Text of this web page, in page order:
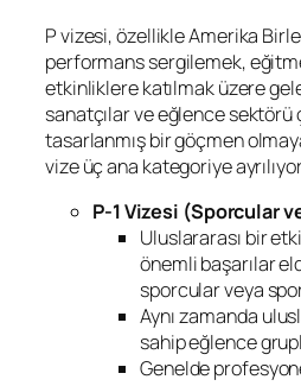
P vizesi, özellikle Amerika
performans sergilemek,
etkinliklere katılmak üzere
sanatçılar ve eğlence sektörü
tasarlanmış bir göçmen
vize üç ana kategoriye
P-1 Vizesi (Sporcular
Uluslararası bir
önemli başarılar
sporcular veya
Aynı zamanda
sahip eğlence
Genelde